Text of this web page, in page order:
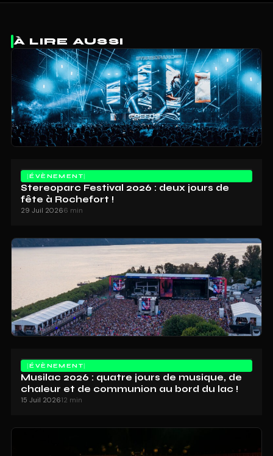
À LIRE AUSSI
ÉVÈNEMENT
Stereoparc Festival 2026 : deux jours de
fête à Rochefort !
29 Juil 20266 min
ÉVÈNEMENT
Musilac 2026 : quatre jours de musique, de
chaleur et de communion au bord du lac !
15 Juil 202612 min